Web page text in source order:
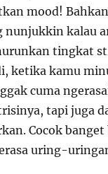
mood!
nunjukkin kalau
tingkat
ketika kamu
cuma
tapi juga
Cocok
uring-